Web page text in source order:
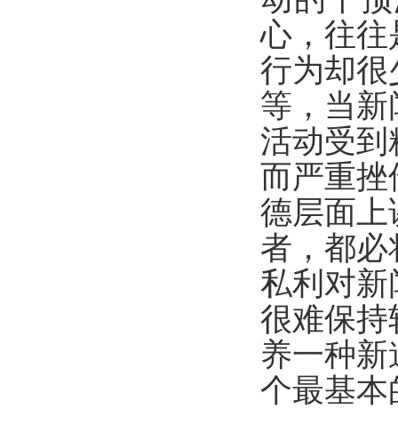
心，往往
行为却很
等，当
活动受到
而严重挫
德层面上
者，都
私利对新
很难保持
养一种
个最基本